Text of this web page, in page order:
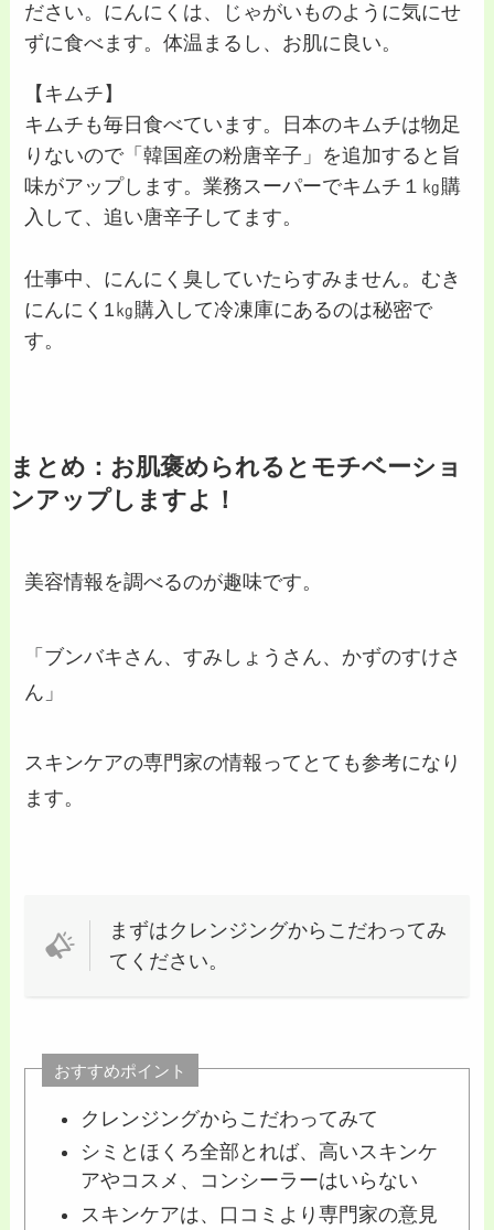
ださい。にんにくは、じゃがいものように気にせ
ずに食べます。体温まるし、お肌に良い。
【キムチ】
キムチも毎日食べています。日本のキムチは物足
りないので「韓国産の粉唐辛子」を追加すると旨
味がアップします。業務スーパーでキムチ１㎏購
入して、追い唐辛子してます。
仕事中、にんにく臭していたらすみません。むき
にんにく1㎏購入して冷凍庫にあるのは秘密で
す。
まとめ：お肌褒められるとモチベーショ
ンアップしますよ！
美容情報を調べるのが趣味です。
「ブンバキさん、すみしょうさん、かずのすけさ
ん」
スキンケアの専門家の情報ってとても参考になり
ます。
まずはクレンジングからこだわってみ
てください。
おすすめポイント
クレンジングからこだわってみて
シミとほくろ全部とれば、高いスキンケ
アやコスメ、コンシーラーはいらない
スキンケアは、口コミより専門家の意見